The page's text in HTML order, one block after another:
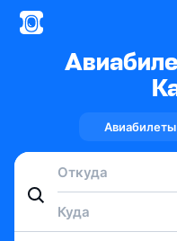
Авиабилеты